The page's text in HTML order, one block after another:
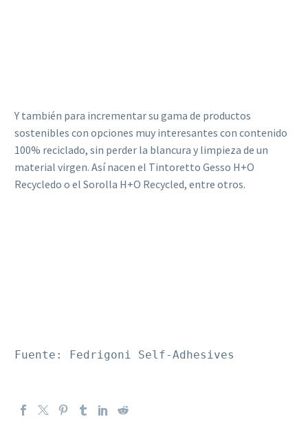
Y también para incrementar su gama de productos
sostenibles con opciones muy interesantes con contenido
100% reciclado, sin perder la blancura y limpieza de un
material virgen. Así nacen el Tintoretto Gesso H+O
Recycledo o el Sorolla H+O Recycled, entre otros.
Fuente: Fedrigoni Self-Adhesives